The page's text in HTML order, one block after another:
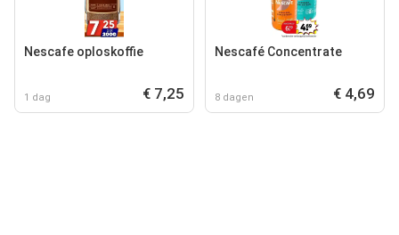
Nescafe oploskoffie
1 dag € 7,25
Nescafé Concentrate
8 dagen € 4,69